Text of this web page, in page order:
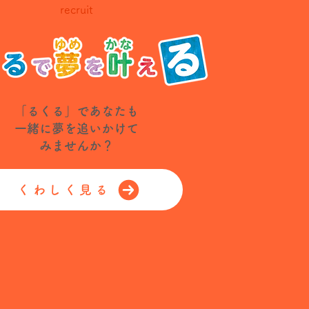
recruit
「るくる」であなたも
一緒に夢を追いかけて
みませんか？
くわしく見る